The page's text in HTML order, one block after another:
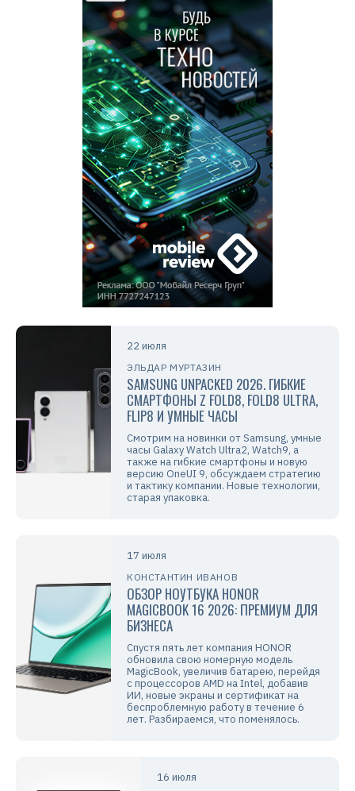
22 июля
ЭЛЬДАР МУРТАЗИН
SAMSUNG UNPACKED 2026. ГИБКИЕ
СМАРТФОНЫ Z FOLD8, FOLD8 ULTRA,
FLIP8 И УМНЫЕ ЧАСЫ
Смотрим на новинки от Samsung, умные
часы Galaxy Watch Ultra2, Watch9, а
также на гибкие смартфоны и новую
версию OneUI 9, обсуждаем стратегию
и тактику компании. Новые технологии,
старая упаковка.
17 июля
КОНСТАНТИН ИВАНОВ
ОБЗОР НОУТБУКА HONOR
MAGICBOOK 16 2026: ПРЕМИУМ ДЛЯ
БИЗНЕСА
Спустя пять лет компания HONOR
обновила свою номерную модель
MagicBook, увеличив батарею, перейдя
с процессоров AMD на Intel, добавив
ИИ, новые экраны и сертификат на
беспроблемную работу в течение 6
лет. Разбираемся, что поменялось.
16 июля